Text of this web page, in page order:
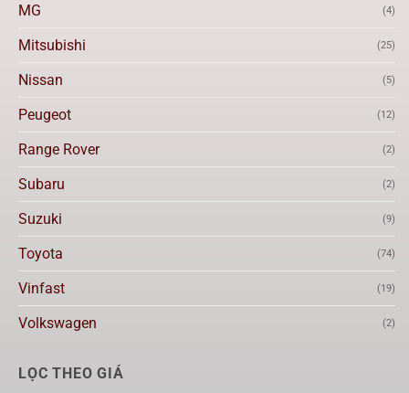
MG (4)
Mitsubishi (25)
Nissan (5)
Peugeot (12)
Range Rover (2)
Subaru (2)
Suzuki (9)
Toyota (74)
Vinfast (19)
Volkswagen (2)
LỌC THEO GIÁ